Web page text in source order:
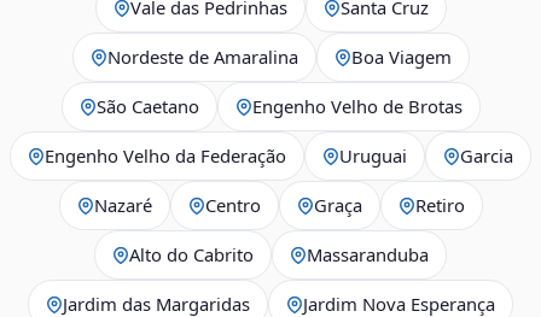
Vale das Pedrinhas Santa Cruz
Nordeste de Amaralina Boa Viagem
São Caetano Engenho Velho de Brotas
Engenho Velho da Federação Uruguai Garcia
Nazaré Centro Graça Retiro
Alto do Cabrito Massaranduba
Jardim das Margaridas Jardim Nova Esperança